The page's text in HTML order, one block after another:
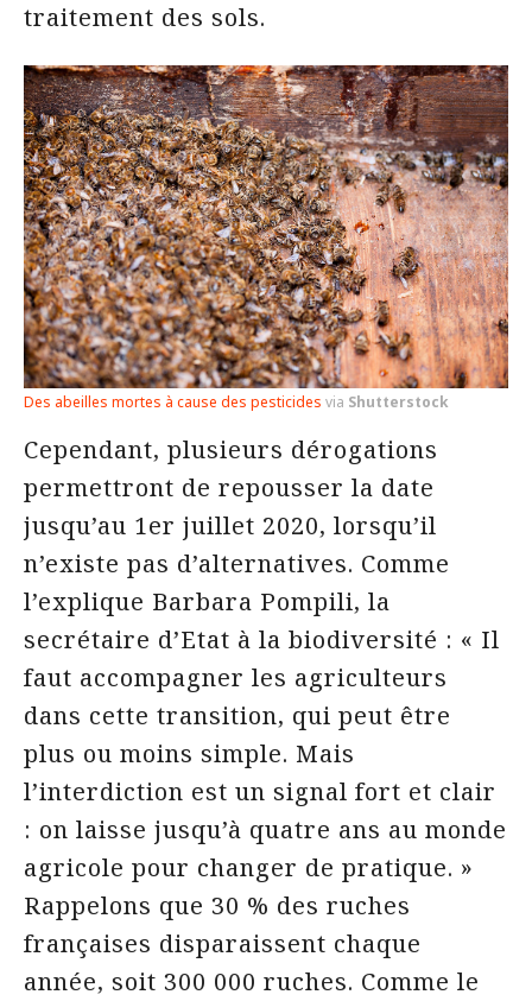
traitement des sols.
Des abeilles mortes à cause des pesticides via Shutterstock
Cependant, plusieurs dérogations
permettront de repousser la date
jusqu’au 1er juillet 2020, lorsqu’il
n’existe pas d’alternatives. Comme
l’explique Barbara Pompili, la
secrétaire d’Etat à la biodiversité : « Il
faut accompagner les agriculteurs
dans cette transition, qui peut être
plus ou moins simple. Mais
l’interdiction est un signal fort et clair
: on laisse jusqu’à quatre ans au monde
agricole pour changer de pratique. »
Rappelons que 30 % des ruches
françaises disparaissent chaque
année, soit 300 000 ruches. Comme le